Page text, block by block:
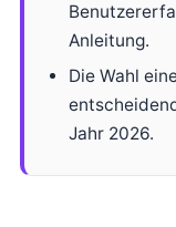
Anleitung.
Die Wahl
Jahr 2026.